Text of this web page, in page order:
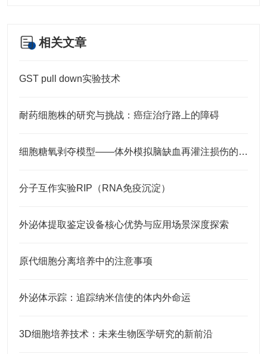
相关文章
GST pull down实验技术
耐药细胞株的研究与挑战：癌症治疗路上的障碍
细胞糖氧剥夺模型——体外模拟脑缺血再灌注损伤的原理与应用
分子互作实验RIP（RNA免疫沉淀）
外泌体提取鉴定设备核心优势与应用场景深度探索
原代细胞分离培养中的注意事项
外泌体示踪：追踪纳米信使的体内外命运
3D细胞培养技术：未来生物医学研究的新前沿